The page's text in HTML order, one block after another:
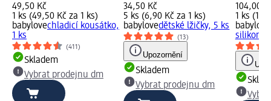
49,50 Kč
1 ks (49,50 Kč za 1 ks)
babylovechladicí kousátko,
1 ks
(411)
Skladem
Vybrat prodejnu dm
34,50 Kč
5 ks (6,90 Kč za 1 ks)
babylovedětské lžičky, 5 ks
(13)
Upozornění
Skladem
Vybrat prodejnu dm
104,00
1 ks
babylove
silikonu,